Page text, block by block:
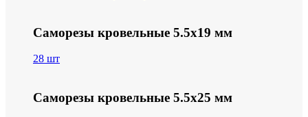
Саморезы кровельные 5.5х19 мм
28 шт
Саморезы кровельные 5.5х25 мм